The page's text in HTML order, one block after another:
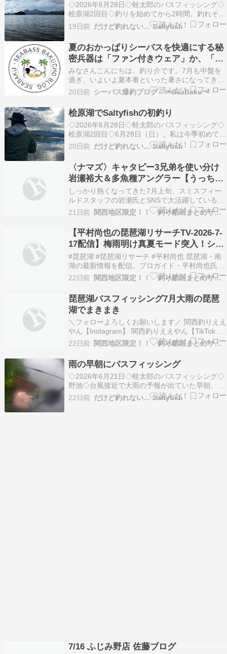
◇2026年6月28日◇蛙太郎のバスフィッシング◇
桧原湖2回目◇釣りを始めてから2時間。釣れそう
で釣れない――桧原湖がそんな湖であることは、
百も承知しています。それでも、これほど雰囲気
が良いのにまったく反応がない...
19日前 だけど釣れない… Saltyfish
夏のおかっぱりシーバスを快適にする秘
密兵器は「ファン付きウェア」か、「ペ
ルチェ」か？
みなさんこんにちは、釣り介です。7月も中盤を
過ぎ、いよいよ夏本番といった暑さになってきま
したね。この時期のおかっぱりシーバスといえ
ば、デイのハクパターンや、朝夕のマズメ時にシ
ャローへ差してくる高活性な個体を狙うのが本当
に楽しい季節。が！しか〜し！！近年の夏の暑さ
はとにかく尋常じゃ…
20日前 シーバス爆釣ブログ 〜SeaBaku〜
桧原湖でSaltyfishの初釣り
◇2026年6月28日◇蛙太郎のバスフィッシング◇
桧原湖2回目◇6月28日（日）。私は今季初めて、
蛙太郎と一緒に桧原湖へ向かいました。蛙太郎に
とっては2回目の桧原湖でのバスフィッシングで
す。天気予報は「曇り時々雨...
20日前 だけど釣れない… Saltyfish
〈ナマズ〉キャタピー3兄弟を使い分け
岩瀬裕大＆多魚種アングラー【うっち
ー】の徳島ナマズ釣行
しっかり熱くなってきた7月上旬、スミスフィー
ルドスタッフの岩瀬氏とSNSで大活躍している多
魚種アングラーうっちー氏との徳島でのナマズ釣
行。 今シーズン発売されたキャタピーソフト60
を駆使しながら、ナマズルアーの絶対的定番アイ
テムのキャタピー・キャタピークリッカーも含む
「キャタピ…
21日前 関西地区限定！！ 釣り動画まとめサイト
【平村尚也の琵琶湖リサーチTV-2026-7-
17配信】梅雨明け真夏モード突入！シー
ズン到来の北湖最新情報／“古川 龍二”が
解説 いま！ど真ん中！タックル選
#琵琶湖 #琵琶湖リサーチ #平村尚也 琵琶湖・南
湖の最新情報を配信。プロガイド・平村尚也氏が
ナビゲーター役として、琵琶湖界隈のニュースか
ら、今、釣れている実績エリア、最旬パターンを
はじめ、気になるトピックもお届け。琵琶湖ボー
トアングラー必見の情報番組です！ 「フィールド
情報」…
22日前 関西地区限定！！ 釣り動画まとめサイト
琵琶湖バスフィッシング7月大雨の琵琶
湖でまきまき
＼フォローよろしくお願いします／ 関西釣りええ
やん【Instagram】 関西釣りええやん【TikTok】
関西釣りええやん【X】 ＃バス釣り ＃バスフィッ
シング ＃琵琶湖釣り ＃バスボート ＃ブラックバ
ス フリーBGM・音楽素材 MusMus OtoLogic
22日前 関西地区限定！！ 釣り動画まとめサイト
雨の早朝にバスフィッシング
◇2026年6月21日◇蛙太郎のバスフィッシング◇
野池◇台風接近で大雨の予報が出ていた早朝、蛙
太郎はこのところ通い詰めている野池へと向かい
ました。藪をかき分けて水辺に出ると、いつもの
22日前 だけど釣れない… Saltyfish
7/16 ふじみ野店 佐藤ブログ